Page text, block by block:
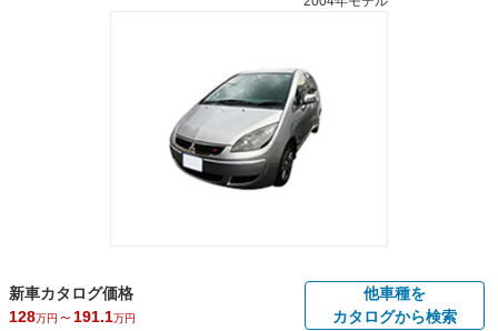
新車カタログ価格
128万円 ～ 191.1万円
他車種を
カタログから検索